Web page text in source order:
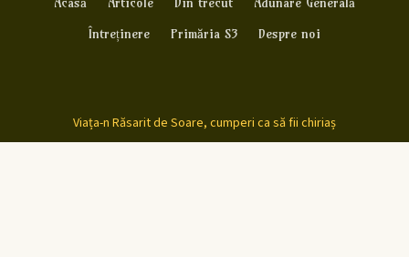
Întreținere
Primăria S3 Despre noi
Viața-n Răsarit de Soare, cumperi ca să fii chiriaș